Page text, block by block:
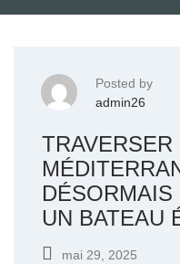
Posted by
admin26
TRAVERSER
DÉSORMAIS
UN BATEAU
mai 29, 2025